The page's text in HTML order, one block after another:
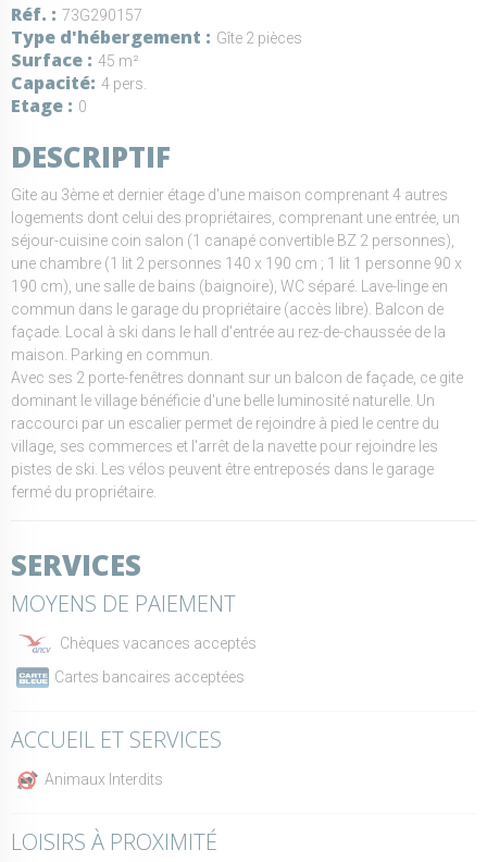
Réf. 73G290157
Type d'hébergement Gîte 2 pièces
Surface 45 m²
Capacité 4 pers.
Etage 0
DESCRIPTIF
Gite au 3ème et dernier étage d'une maison comprenant 4 autres
logements dont celui des propriétaires, comprenant une entrée, un
séjour-cuisine coin salon (1 canapé convertible BZ 2 personnes),
une chambre (1 lit 2 personnes 140 x 190 cm ; 1 lit 1 personne 90 x
190 cm), une salle de bains (baignoire), WC séparé. Lave-linge en
commun dans le garage du propriétaire (accès libre). Balcon de
façade. Local à ski dans le hall d'entrée au rez-de-chaussée de la
maison. Parking en commun.
Avec ses 2 porte-fenêtres donnant sur un balcon de façade, ce gite
dominant le village bénéficie d'une belle luminosité naturelle. Un
raccourci par un escalier permet de rejoindre à pied le centre du
village, ses commerces et l'arrêt de la navette pour rejoindre les
pistes de ski. Les vélos peuvent être entreposés dans le garage
fermé du propriétaire.
SERVICES
MOYENS DE PAIEMENT
Chèques vacances acceptés
Cartes bancaires acceptées
ACCUEIL ET SERVICES
Animaux Interdits
LOISIRS À PROXIMITÉ